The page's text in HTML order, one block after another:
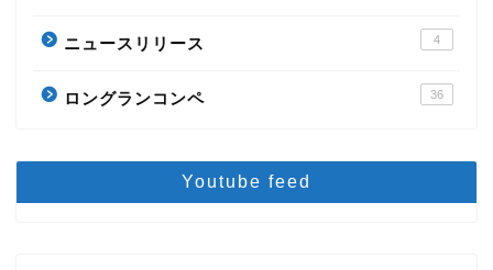
ニュースリリース 4
ロングランコンペ 36
Youtube feed